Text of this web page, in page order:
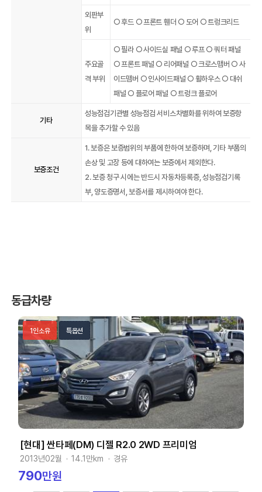
외판부
위
○ 후드 ○ 프론트 휀더 ○ 도어 ○ 트렁크리드
주요골
격 부위
○ 필라 ○ 사이드실 패널 ○ 루프 ○ 쿼터 패널
○ 프론트 패널 ○ 리어패널 ○ 크로스맴버 ○ 사
이드맴버 ○ 인사이드패널 ○ 휠하우스 ○ 대쉬
패널 ○ 플로어 패널 ○ 트렁크 플로어
기타
성능점검기관별 성능점검 서비스차별화를 위하여 보증항
목을 추가할 수 있음
보증조건
1. 보증은 보증범위의 부품에 한하여 보증하며, 기타 부품의
손상 및 고장 등에 대하여는 보증에서 제외한다.
2. 보증 청구 시에는 반드시 자동차등록증, 성능점검기록
부, 양도증명서, 보증서를 제시하여야 한다.
동급차량
1인소유 특옵션
[현대] 싼타페(DM) 디젤 R2.0 2WD 프리미엄
2013년02월 14.1만km 경유
790만원